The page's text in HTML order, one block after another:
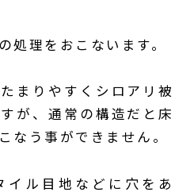
処理をおこないます。
まりやすくシロアリ被
が、通常の構造だと床
なう事ができません。
イル目地などに穴をあ